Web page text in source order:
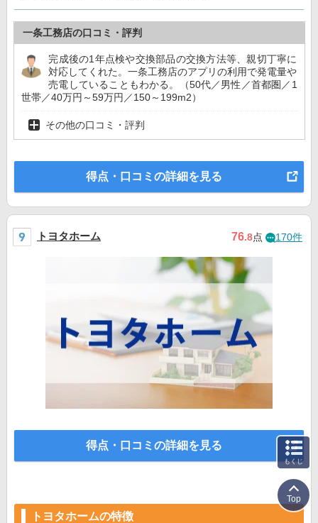
一条工務店の口コミ・評判
完成後の1年点検や交換部品の交換方法等、親切丁寧に
対応してくれた。一条工務店のアプリの利用で発電量や
売電していることもわかる。（50代／男性／首都圏／1
世帯／40万円～59万円／150～199m2）
その他の口コミ・評判
得点・口コミの詳細を見る
トヨタホーム 76.8点 170件
得点・口コミの詳細を見る
トヨタホームの特徴
もくじ
Top